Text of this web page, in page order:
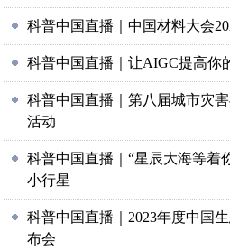
科普中国直播｜中国材料大会
科普中国直播｜让AIGC提高你
科普中国直播｜第八届城市灾
活动
科普中国直播｜“星辰大海等
小行星
科普中国直播｜2023年度中国
布会